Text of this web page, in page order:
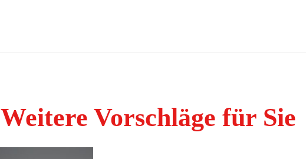
Weitere Vorschläge für Sie